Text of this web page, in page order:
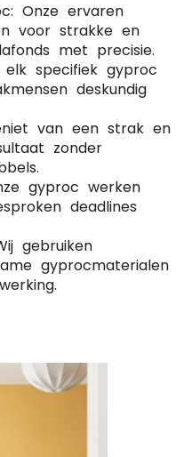
Onze ervaren
voor strakke en
met precisie.
elk specifiek gyproc
deskundig
van een strak en
zonder
gyproc werken
deadlines
gebruiken
gyprocmaterialen